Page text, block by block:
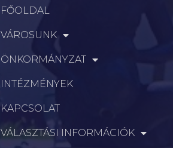
FŐOLDAL
VÁROSUNK
ÖNKORMÁNYZAT
INTÉZMÉNYEK
KAPCSOLAT
VÁLASZTÁSI INFORMÁCIÓK